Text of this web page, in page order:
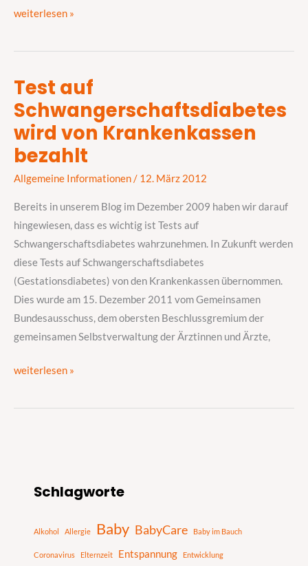
weiterlesen »
Test auf
Schwangerschaftsdiabetes
wird von Krankenkassen
bezahlt
Allgemeine Informationen/ 12. März 2012
Bereits in unserem Blog im Dezember 2009 haben wir darauf
hingewiesen, dass es wichtig ist Tests auf
Schwangerschaftsdiabetes wahrzunehmen. In Zukunft werden
diese Tests auf Schwangerschaftsdiabetes
(Gestationsdiabetes) von den Krankenkassen übernommen.
Dies wurde am 15. Dezember 2011 vom Gemeinsamen
Bundesausschuss, dem obersten Beschlussgremium der
gemeinsamen Selbstverwaltung der Ärztinnen und Ärzte,
Test
auf
Schwangerschaftsdiabetes
wird
von
Krankenkassen
weiterlesen »
Schlagworte
Alkohol Allergie Baby BabyCare Baby im Bauch
Coronavirus Elternzeit Entspannung Entwicklung
u
h
e